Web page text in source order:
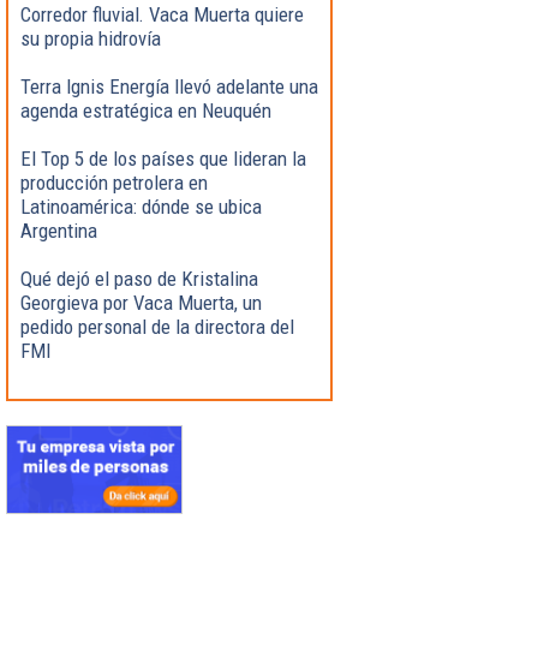
Corredor fluvial. Vaca Muerta quiere
su propia hidrovía
Terra Ignis Energía llevó adelante una
agenda estratégica en Neuquén
El Top 5 de los países que lideran la
producción petrolera en
Latinoamérica: dónde se ubica
Argentina
Qué dejó el paso de Kristalina
Georgieva por Vaca Muerta, un
pedido personal de la directora del
FMI